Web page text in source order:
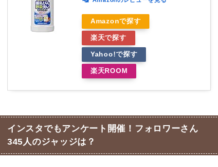
Amazonで探す
楽天で探す
Yahoo!で探す
楽天ROOM
インスタでもアンケート開催！フォロワーさん
345人のジャッジは？